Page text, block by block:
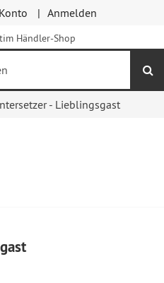
Anmelden
- Lieblingsgast